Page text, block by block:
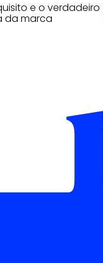
e o verdadeiro
da marca